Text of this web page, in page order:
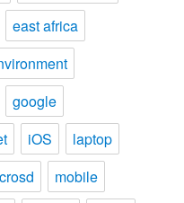
east africa
google
iOS
laptop
mobile